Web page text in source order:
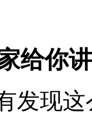
给你
发现